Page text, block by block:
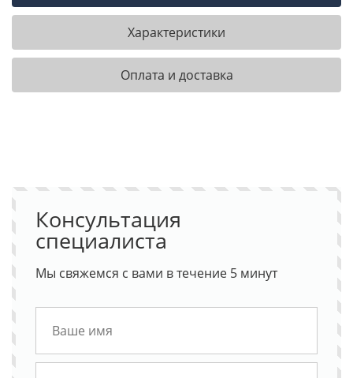
Характеристики
Оплата и доставка
Консультация
специалиста
Мы свяжемся с вами в течение 5 минут